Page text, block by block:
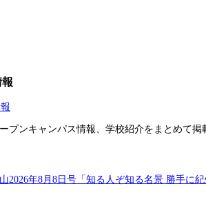
プンキャンパス情報、学校紹介をまとめて掲